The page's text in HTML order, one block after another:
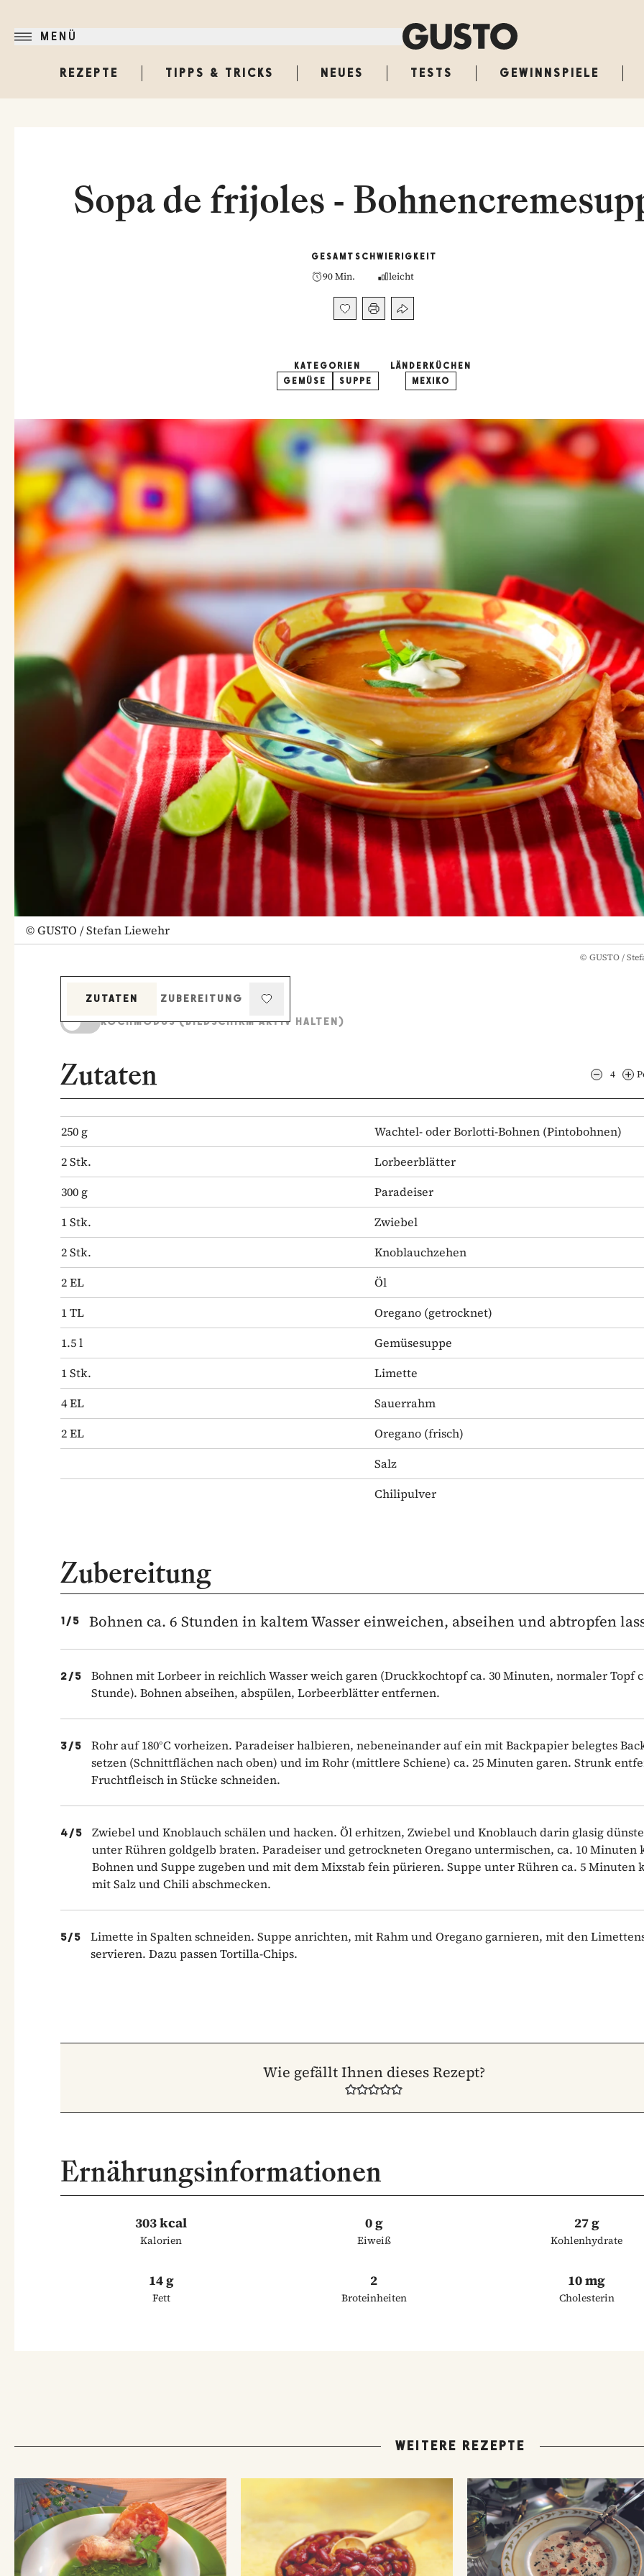
MENÜ
REZEPTE TIPPS & TRICKS NEUES TESTS GEWINNSPIELE
Sopa de frijoles -
GESAMT
90 Min.
SCHWIERIGKEIT
leicht
KATEGORIEN
GEMÜSE
SUPPE
LÄNDERKÜCHEN
MEXIKO
©GUSTO / Stefan Liewehr
© GUSTO /
ZUTATEN
ZUBEREITUNG
KOCHMODUS (BILDSCHIRM AKTIV HALTEN)
Zutaten 4
250 g Wachtel- oder Borlotti-Bohnen (Pintobohnen)
2Stk.
Lorbeerblätter
300 g
Paradeiser
1Stk.
Zwiebel
2Stk.
Knoblauchzehen
2EL
Öl
1TL Oregano (getrocknet)
1.5l
Gemüsesuppe
1Stk.
Limette
4EL
Sauerrahm
2EL Oregano (frisch)
Salz
Chilipulver
Zubereitung
1/5 Bohnen ca. 6 Stunden in kaltem Wasser ein­weichen, abseihen und abtropfen
2/5
Bohnen mit Lorbeer in reichlich Wasser weich garen (Druckkochtopf ca. 30 Minuten, normaler Topf
Stunde). Bohnen abseihen, abspülen, Lorbeerblätter entfernen.
3/5
Rohr auf 180°C vorheizen. Paradeiser halbieren, nebeneinander auf ein mit Backpapier belegtes
setzen (Schnittflächen nach oben) und im Rohr (mittlere Schiene) ca. 25 Minuten garen. Strunk
Fruchtfleisch in Stücke schneiden.
4/5
Zwiebel und Knoblauch schälen und hacken. Öl erhitzen, Zwiebel und Knoblauch darin glasig
unter Rühren goldgelb braten. Paradeiser und getrockneten Oregano untermischen, ca. 10 Minuten
Bohnen und Suppe zugeben und mit dem Mixstab fein pürieren. Suppe unter Rühren ca. 5 Minuten
mit Salz und Chili abschmecken.
5/5
Limette in Spalten schneiden. Suppe anrichten, mit Rahm und Oregano garnieren, mit den
servieren. Dazu passen Tortilla-Chips.
Wie gefällt Ihnen dieses Rezept?
Ernährungsinformationen
303 kcal
Kalorien
0 g
Eiweiß
27 g
Kohlenhydrate
14 g
Fett
2
Broteinheiten
10 mg
Cholesterin
WEITERE REZEPTE